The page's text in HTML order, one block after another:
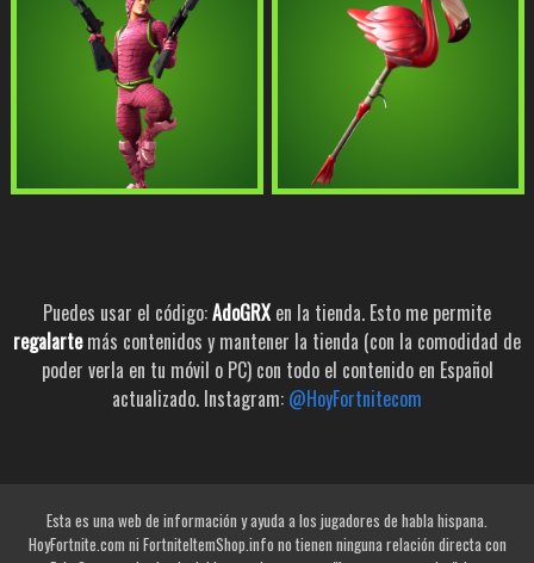
Puedes usar el código:AdoGRX en la tienda. Esto me permite
regalartemás contenidos y mantener la tienda (con la comodidad de
poder verla en tu móvil o PC) con todo el contenido en Español
actualizado. Instagram: @HoyFortnitecom
Esta es una web de información y ayuda a los jugadores de habla hispana.
HoyFortnite.com ni FortniteItemShop.info no tienen ninguna relación directa con